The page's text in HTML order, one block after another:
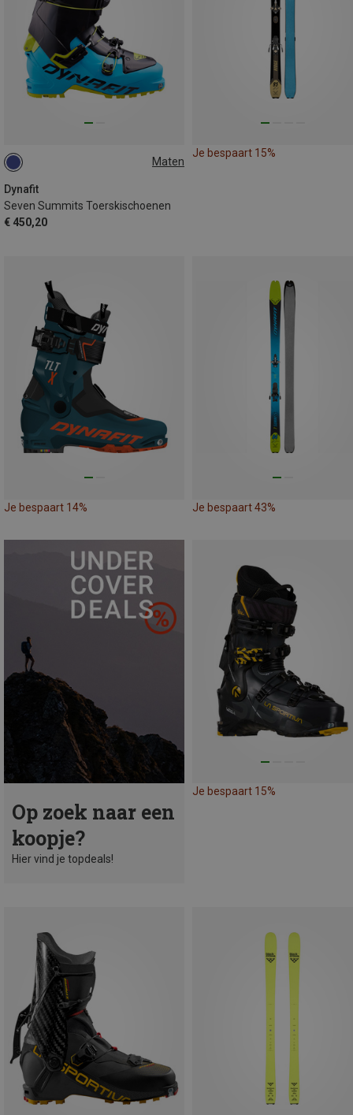
Maten
Dynafit
Seven Summits Toerskischoenen
€ 450,20
Je bespaart 15%
Je bespaart 14% Je bespaart 43%
Op zoek naar een
koopje?
Hier vind je topdeals!
Je bespaart 15%